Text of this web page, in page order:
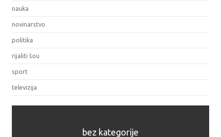
nauka
novinarstvo
politika
rijaliti šou
sport
televizija
bez kategorije